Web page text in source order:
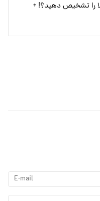
را تشخیص دهید؟! +